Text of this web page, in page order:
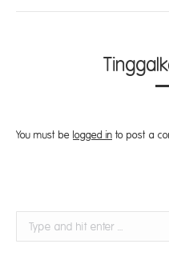
You must be logged in to post a
Search: